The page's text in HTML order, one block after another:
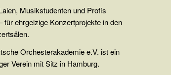
Musikstudenten und Profis
für ehrgeizige Konzertprojekte in den
Orchesterakademie e.V. ist ein
Verein mit Sitz in Hamburg.